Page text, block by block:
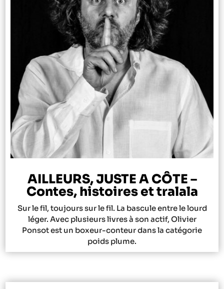
AILLEURS, JUSTE A CÔTE –
Contes, histoires et tralala
Sur le fil, toujours sur le fil. La bascule entre le lourd
léger. Avec plusieurs livres à son actif, Olivier
Ponsot est un boxeur-conteur dans la catégorie
poids plume.